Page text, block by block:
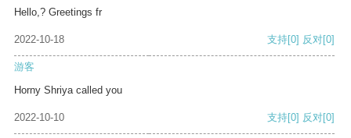
Hello,? Greetings fr
2022-10-18 支持[0] 反对[0]
游客
Horny Shriya called you
2022-10-10 支持[0] 反对[0]